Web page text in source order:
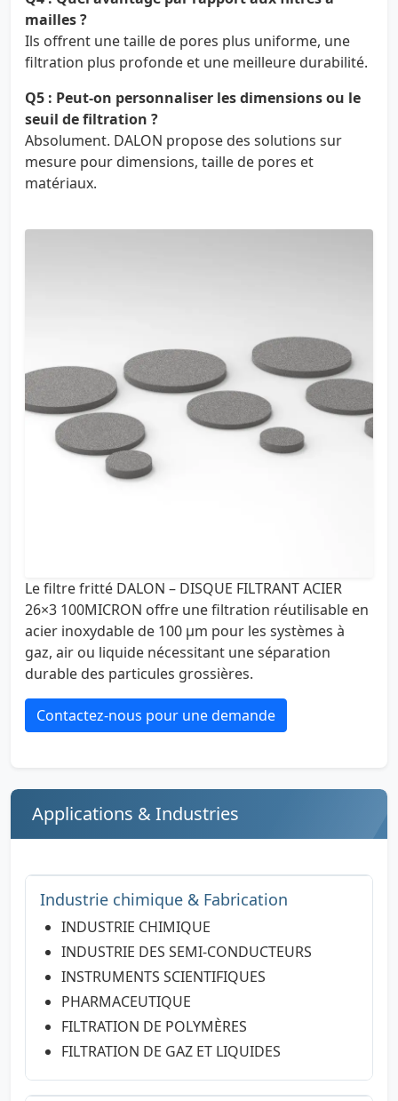
mailles ?
Ils offrent une taille de pores plus uniforme, une
filtration plus profonde et une meilleure durabilité.
Q5 : Peut-on personnaliser les dimensions ou le
seuil de filtration ?
Absolument. DALON propose des solutions sur
mesure pour dimensions, taille de pores et
matériaux.
Le filtre fritté DALON – DISQUE FILTRANT ACIER
26×3 100MICRON offre une filtration réutilisable en
acier inoxydable de 100 µm pour les systèmes à
gaz, air ou liquide nécessitant une séparation
durable des particules grossières.
Contactez-nous pour une demande
Applications & Industries
Industrie chimique & Fabrication
INDUSTRIE CHIMIQUE
INDUSTRIE DES SEMI-CONDUCTEURS
INSTRUMENTS SCIENTIFIQUES
PHARMACEUTIQUE
FILTRATION DE POLYMÈRES
FILTRATION DE GAZ ET LIQUIDES